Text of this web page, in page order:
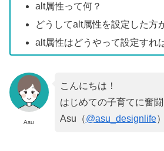
alt属性って何？
どうしてalt属性を設定した方
alt属性はどうやって設定すれ
Asu
こんにちは！
はじめての子育てに奮
Asu（@asu_designlife